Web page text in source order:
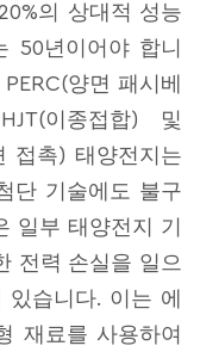
의 상대적 성능
50년이어야 합니
양면 패시베
이종접합) 및
접촉) 태양전지는
단 기술에도 불구
일부 태양전지 기
전력 손실을 일으
습니다. 이는 에
재료를 사용하여